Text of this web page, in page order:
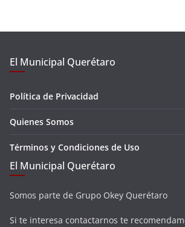
El Municipal Querétaro
Política de Privacidad
Quienes Somos
Términos y Condiciones de Uso
El Municipal Querétaro
Somos parte de Grupo Okey Querétaro
Si te interesa contactarnos te